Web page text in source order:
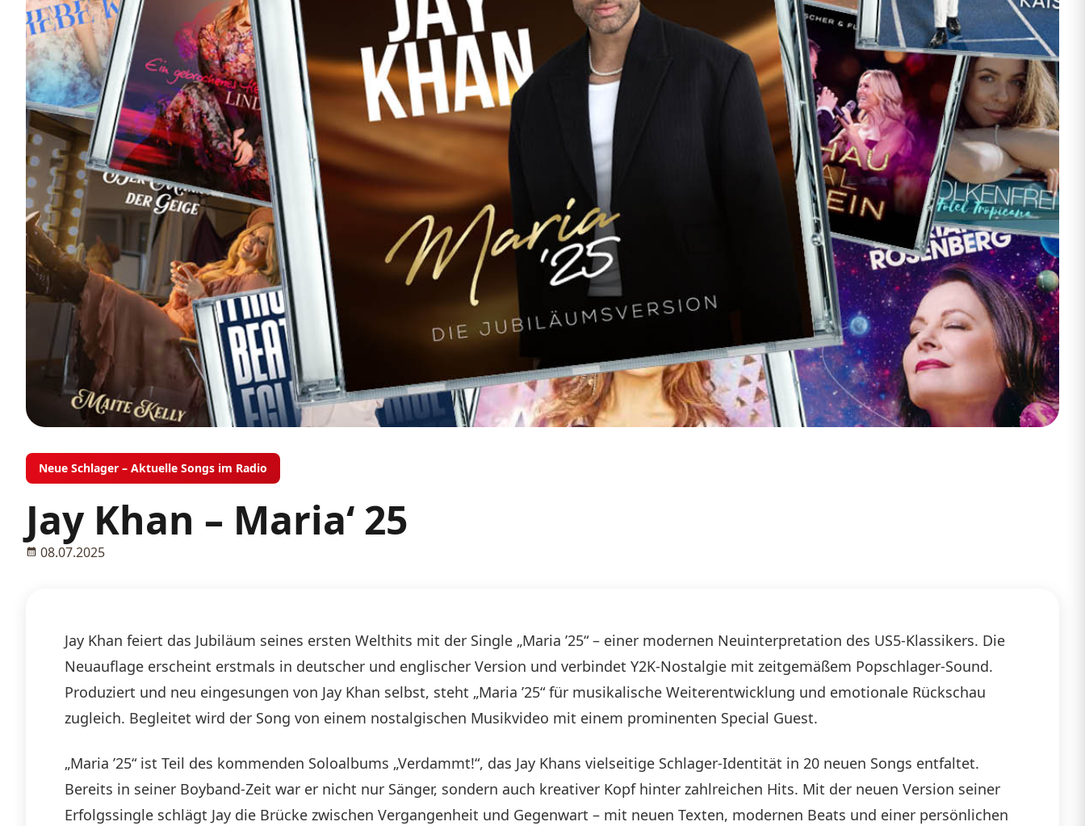
Neue Schlager – Aktuelle Songs im Radio
Jay Khan – Maria‘ 25
08.07.2025
Jay Khan feiert das Jubiläum seines ersten Welthits mit der Single „Maria ’25“ – einer modernen Neuinterpretation des US5-Klassikers. Die
Neuauflage erscheint erstmals in deutscher und englischer Version und verbindet Y2K-Nostalgie mit zeitgemäßem Popschlager-Sound.
Produziert und neu eingesungen von Jay Khan selbst, steht „Maria ’25“ für musikalische Weiterentwicklung und emotionale Rückschau
zugleich. Begleitet wird der Song von einem nostalgischen Musikvideo mit einem prominenten Special Guest.
„Maria ’25“ ist Teil des kommenden Soloalbums „Verdammt!“, das Jay Khans vielseitige Schlager-Identität in 20 neuen Songs entfaltet.
Bereits in seiner Boyband-Zeit war er nicht nur Sänger, sondern auch kreativer Kopf hinter zahlreichen Hits. Mit der neuen Version seiner
Erfolgssingle schlägt Jay die Brücke zwischen Vergangenheit und Gegenwart – mit neuen Texten, modernen Beats und einer persönlichen